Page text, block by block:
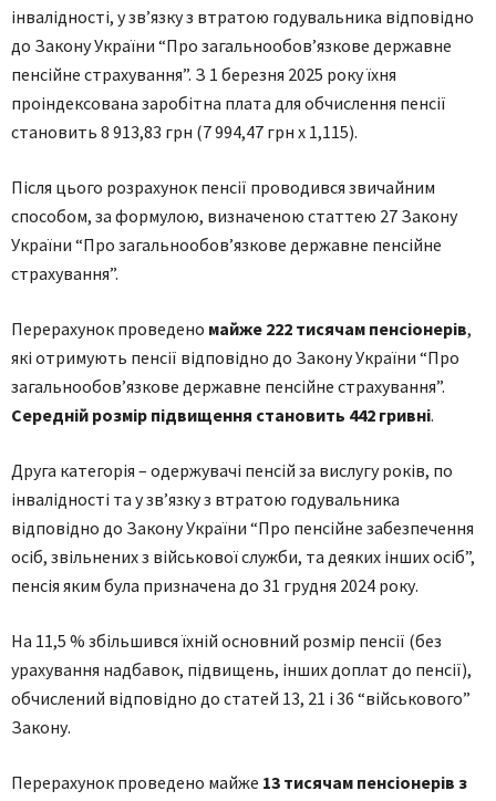
інвалідності, у зв’язку з втратою годувальника відповідно
до Закону України “Про загальнообов’язкове державне
пенсійне страхування”. З 1 березня 2025 року їхня
проіндексована заробітна плата для обчислення пенсії
становить 8 913,83 грн (7 994,47 грн х 1,115).
Після цього розрахунок пенсії проводився звичайним
способом, за формулою, визначеною статтею 27 Закону
України “Про загальнообов’язкове державне пенсійне
страхування”.
Перерахунок проведено майже 222 тисячам пенсіонерів,
які отримують пенсії відповідно до Закону України “Про
загальнообов’язкове державне пенсійне страхування”.
Середній розмір підвищення становить 442 гривні.
Друга категорія – одержувачі пенсій за вислугу років, по
інвалідності та у зв’язку з втратою годувальника
відповідно до Закону України “Про пенсійне забезпечення
осіб, звільнених з військової служби, та деяких інших осіб”,
пенсія яким була призначена до 31 грудня 2024 року.
На 11,5 % збільшився їхній основний розмір пенсії (без
урахування надбавок, підвищень, інших доплат до пенсії),
обчислений відповідно до статей 13, 21 і 36 “військового”
Закону.
Перерахунок проведено майже 13 тисячам пенсіонерів з